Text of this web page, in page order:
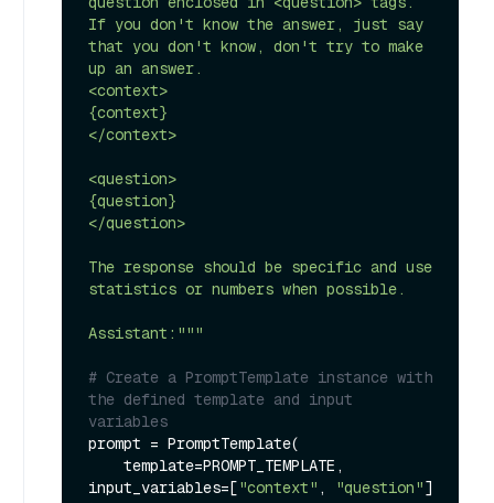
If you don't know the answer, just say
that you don't know, don't try to make
up an answer.
<context>
{context}
</context>
<question>
{question}
</question>
The response should be specific and use
statistics or numbers when possible.
Assistant:"""
# Create a PromptTemplate instance with
the defined template and input
variables
prompt = PromptTemplate(
input_variables=["context" , "question"]